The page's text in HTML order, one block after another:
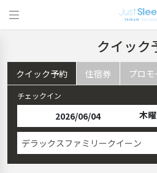
クイック
クイック予約 住宿券 プロ
チェックイン
木
デラックスファミリークイーン